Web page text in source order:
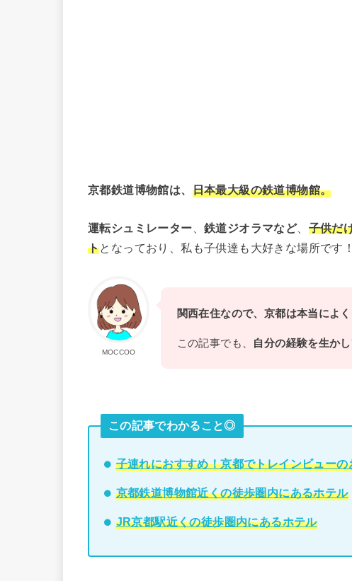
京都鉄道博物館は、 日本最大級の鉄道博物館。
運転シュミレーター 、鉄道ジオラマなど、 子供だ
トとなっており、私も子供達も大好きな場所です！
MOCCOO
関西在住なので、京都は本当によく
この記事でも、 自分の経験を生か
この記事でわかること◎
子連れにおすすめ！京都でトレインビュー
京都鉄道博物館近くの徒歩圏内にあるホテル
JR京都駅近くの徒歩圏内にあるホテル